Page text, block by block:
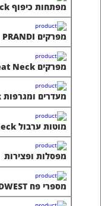
מפתחות כיפוף Great Neck
מפרקים PRANDI
מפרקים Great Neck
מעדרים ומגרפות Great Neck
מוטות ערבול Great Neck
מפסלות ופצירות
מספרי פח MIDWEST